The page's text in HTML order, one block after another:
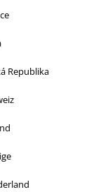
Republika